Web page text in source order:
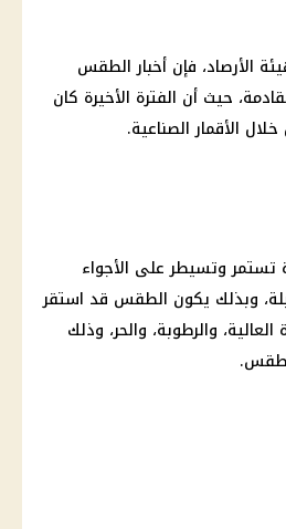
الأرصاد، فإن أخبار الطقس
حيث أن الفترة الأخيرة كان
الأقمار الصناعية.
تستمر وتسيطر على الأجواء
وبذلك يكون الطقس قد استقر
العالية، والرطوبة، والحر، وذلك